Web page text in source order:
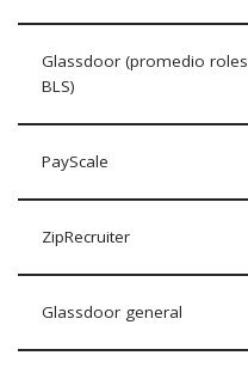
Glassdoor (promedio roles
BLS)
PayScale
ZipRecruiter
Glassdoor general